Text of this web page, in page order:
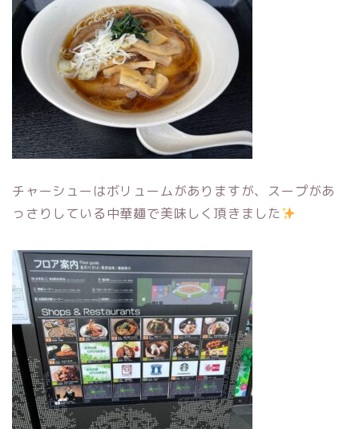
チャーシューはボリュームがありますが、スープがあ
っさりしている中華麺で美味しく頂きました